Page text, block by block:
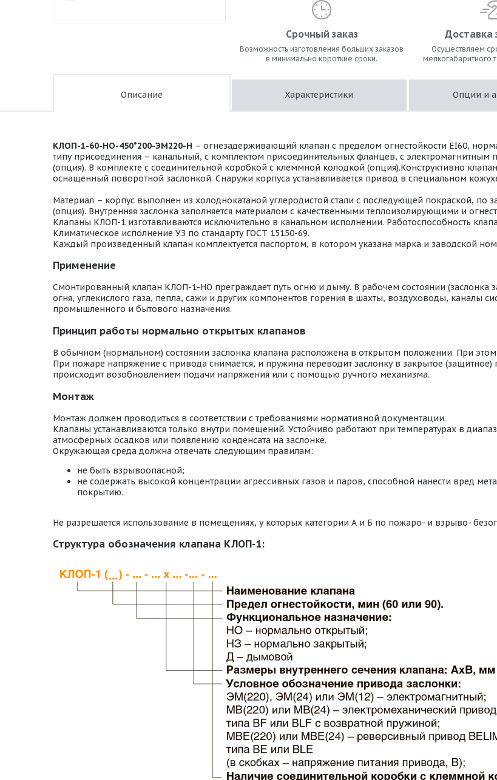
Срочный заказ
Возможность изготовления больших заказов
в минимально короткие сроки.
Доставка
Осуществляем
мелкогабаритного
Описание Характеристики Опции и
КЛОП-1-60-НО-450*200-ЭМ220-H – огнезадерживающий клапан с пределом огнестойкости EI60,
типу присоединения – канальный, с комплектом присоединительных фланцев, с электромагнитным
(опция). В комплекте с соединительной коробкой с клеммной колодкой (опция).Конструктивно
оснащенный поворотной заслонкой. Снаружи корпуса устанавливается привод в специальном
Материал – корпус выполнен из холоднокатаной углеродистой стали с последующей покраской,
(опция). Внутренняя заслонка заполняется материалом с качественными теплоизолирующими и
Клапаны КЛОП-1 изготавливаются исключительно в канальном исполнении. Работоспособность
Климатическое исполнение УЗ по стандарту ГОСТ 15150-69.
Каждый произведенный клапан комплектуется паспортом, в котором указана марка и заводской
Применение
Смонтированный клапан КЛОП-1-НО преграждает путь огню и дыму. В рабочем состоянии (заслонка
огня, углекислого газа, пепла, сажи и других компонентов горения в шахты, воздуховоды, каналы
промышленного и бытового назначения.
Принцип работы нормально открытых клапанов
В обычном (нормальном) состоянии заслонка клапана расположена в открытом положении. При
При пожаре напряжение с привода снимается, и пружина переводит заслонку в закрытое
происходит возобновлением подачи напряжения или с помощью ручного механизма.
Монтаж
Монтаж должен проводиться в соответствии с требованиями нормативной документации.
Клапаны устанавливаются только внутри помещений. Устойчиво работают при температурах в
атмосферных осадков или появлению конденсата на заслонке.
Окружающая среда должна отвечать следующим правилам:
не быть взрывоопасной;
не содержать высокой концентрации агрессивных газов и паров, способной нанести вред
покрытию.
Не разрешается использование в помещениях, у которых категории А и Б по пожаро- и взрыво-
Структура обозначения клапана КЛОП-1: